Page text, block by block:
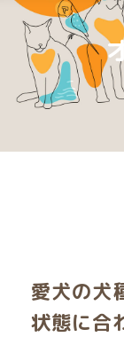
愛犬の犬
状態に合